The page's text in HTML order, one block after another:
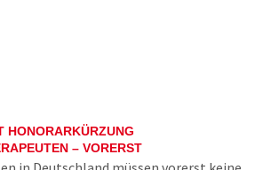
HONORARKÜRZUNG
– VORERST